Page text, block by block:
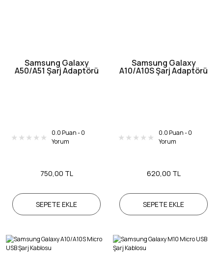
Samsung Galaxy
A50/A51 Şarj Adaptörü
0.0 Puan - 0
Yorum
750,00 TL
SEPETE EKLE
Samsung Galaxy
A10/A10S Şarj Adaptörü
0.0 Puan - 0
Yorum
620,00 TL
SEPETE EKLE